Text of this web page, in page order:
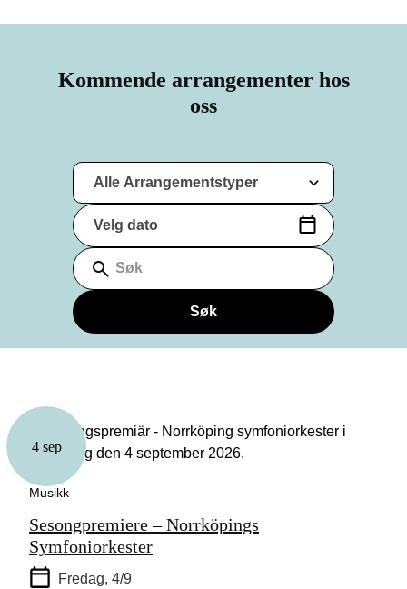
Kommende arrangementer hos
oss
Alle Arrangementstyper
Velg dato
Søk
Søk
4 sep
Musikk
Sesongpremiere – Norrköpings
Symfoniorkester
Fredag, 4/9